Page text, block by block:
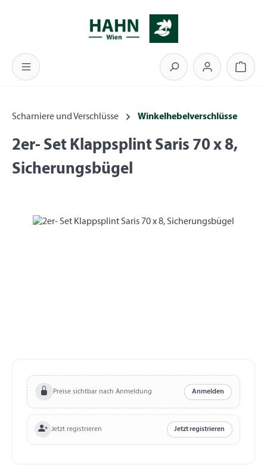
Scharniere und Verschlüsse Winkelhebelverschlüsse
2er- Set Klappsplint Saris 70 x 8,
Sicherungsbügel
Bildergalerie überspringen
Preise sichtbar nach Anmeldung Anmelden
Jetzt registrieren Jetzt registrieren